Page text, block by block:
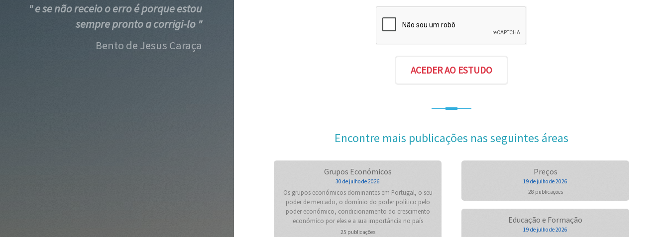
" e se não receio o erro é porque estou
sempre pronto a corrigi-lo "
Bento de Jesus Caraça
Encontre mais publicações nas seguintes áreas
Grupos Económicos
30 de julho de 2026
Os grupos económicos dominantes em Portugal, o seu
poder de mercado, o domínio do poder politico pelo
poder económico, condicionamento do crescimento
económico por eles e a sua importância no país
25 publicações
Preços
19 de julho de 2026
28 publicações
Educação e Formação
19 de julho de 2026